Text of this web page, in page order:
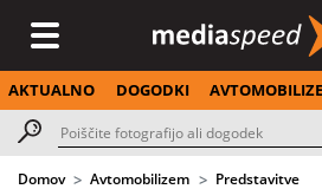
AKTUALNO DOGODKI
Domov Avtomobilizem Predstavitve